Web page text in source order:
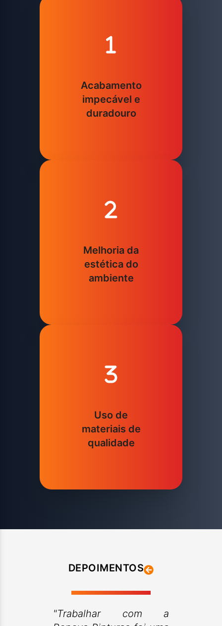
Acabamento
impecável e
duradouro
Melhoria da
estética do
ambiente
Uso de
materiais de
qualidade
DEPOIMENTOS
"Trabalhar com a